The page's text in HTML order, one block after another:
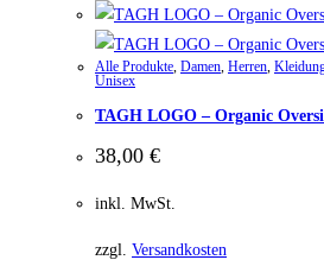
Alle Produkte Damen Herren
Unisex
TAGH LOGO – Organic
38,00 €
inkl. MwSt.
zzgl. Versandkosten